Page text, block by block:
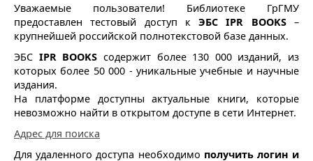
Уважаемые пользователи! Библиотеке ГрГМУ
предоставлен тестовый доступ кЭБС IPR BOOKS–
крупнейшей российской полнотекстовой базе данных.
ЭБС IPR BOOKS содержит более 130 000 изданий, из
которых более 50 000 - уникальные учебные и научные
издания.
На платформе доступны актуальные книги, которые
невозможно найти в открытом доступе в сети Интернет.
Адрес для поиска
Для удаленного доступа необходимо получить логин и